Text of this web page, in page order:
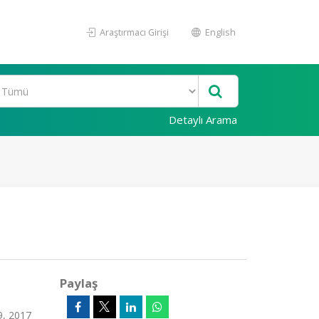
Araştırmacı Girişi English
Detaylı Arama
2017
Paylaş